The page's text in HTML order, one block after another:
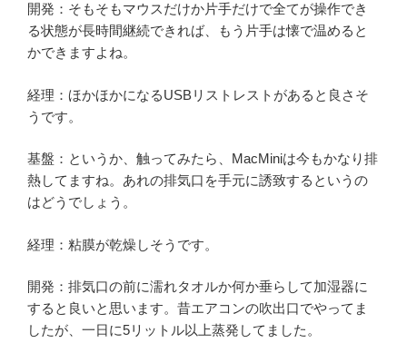
開発：そもそもマウスだけか片手だけで全てが操作でき
る状態が長時間継続できれば、もう片手は懐で温めると
かできますよね。
経理：ほかほかになるUSBリストレストがあると良さそ
うです。
基盤：というか、触ってみたら、MacMiniは今もかなり排
熱してますね。あれの排気口を手元に誘致するというの
はどうでしょう。
経理：粘膜が乾燥しそうです。
開発：排気口の前に濡れタオルか何か垂らして加湿器に
すると良いと思います。昔エアコンの吹出口でやってま
したが、一日に5リットル以上蒸発してました。